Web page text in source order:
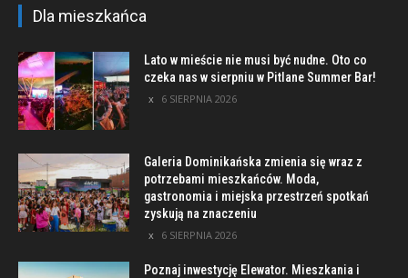
Dla mieszkańca
Lato w mieście nie musi być nudne. Oto co
czeka nas w sierpniu w Pitlane Summer Bar!
6 SIERPNIA 2026
Galeria Dominikańska zmienia się wraz z
potrzebami mieszkańców. Moda,
gastronomia i miejska przestrzeń spotkań
zyskują na znaczeniu
6 SIERPNIA 2026
Poznaj inwestycję Elewator. Mieszkania i